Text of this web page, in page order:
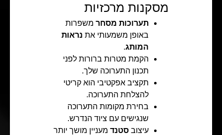
מסקנות מרכזיות
תערוכות מסחר משפרות
באופן משמעותי את נראות
המותג.
הקמת מטרות ברורות לפני
תכנון התערוכה שלך.
תקציב אפקטיבי הוא קריטי
להצלחת התערוכה.
בחירת מקומות התערוכה
שנגישים עם ציוד הנדרש.
עיצוב סטנד מעניין מושך יותר